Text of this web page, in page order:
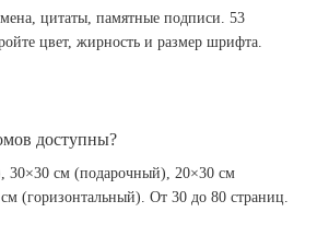
цитаты, памятные подписи. 53
цвет, жирность и размер шрифта.
доступны?
30×30 см (подарочный), 20×30 см
(горизонтальный). От 30 до 80 страниц.